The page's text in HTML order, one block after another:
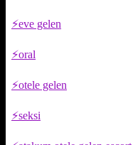
eve gelen
oral
otele gelen
seksi